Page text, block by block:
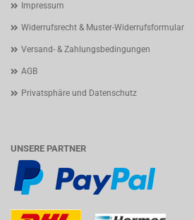
Impressum
Widerrufsrecht & Muster-Widerrufsformular
Versand- & Zahlungsbedingungen
AGB
Privatsphäre und Datenschutz
UNSERE PARTNER